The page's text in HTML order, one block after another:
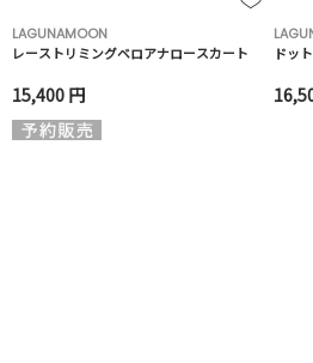
LAGUNAMOON
レーストリミングベロアナロースカート
15,400 円
ドッ